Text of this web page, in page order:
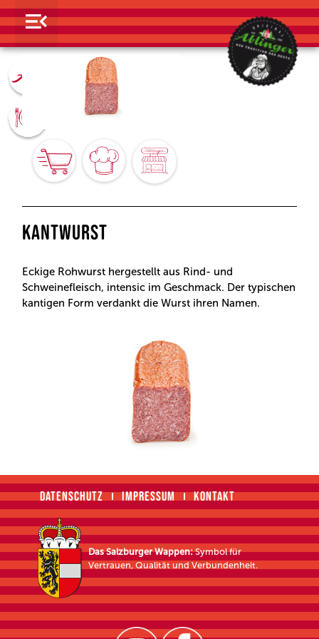
KANTWURST
Eckige Rohwurst hergestellt aus Rind- und
Schweinefleisch, intensic im Geschmack. Der typischen
kantigen Form verdankt die Wurst ihren Namen.
DATENSCHUTZ IMPRESSUM KONTAKT
Das Salzburger Wappen:Symbol für
Vertrauen, Qualität und Verbundenheit.